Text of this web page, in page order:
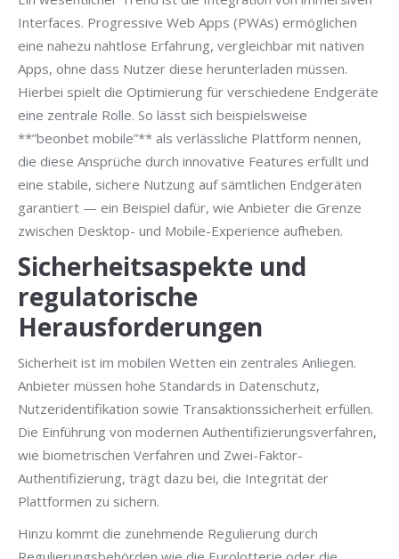
Interfaces. Progressive Web Apps (PWAs) ermöglichen
eine nahezu nahtlose Erfahrung, vergleichbar mit nativen
Apps, ohne dass Nutzer diese herunterladen müssen.
Hierbei spielt die Optimierung für verschiedene Endgeräte
eine zentrale Rolle. So lässt sich beispielsweise
**”beonbet mobile”** als verlässliche Plattform nennen,
die diese Ansprüche durch innovative Features erfüllt und
eine stabile, sichere Nutzung auf sämtlichen Endgeräten
garantiert — ein Beispiel dafür, wie Anbieter die Grenze
zwischen Desktop- und Mobile-Experience aufheben.
Sicherheitsaspekte und
regulatorische
Herausforderungen
Sicherheit ist im mobilen Wetten ein zentrales Anliegen.
Anbieter müssen hohe Standards in Datenschutz,
Nutzeridentifikation sowie Transaktionssicherheit erfüllen.
Die Einführung von modernen Authentifizierungsverfahren,
wie biometrischen Verfahren und Zwei-Faktor-
Authentifizierung, trägt dazu bei, die Integrität der
Plattformen zu sichern.
Hinzu kommt die zunehmende Regulierung durch